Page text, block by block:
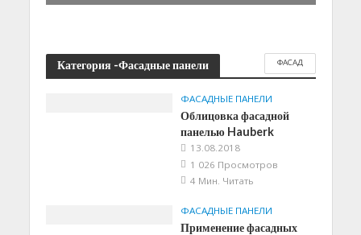
Категория -Фасадные панели ФАСАД
ФАСАДНЫЕ ПАНЕЛИ
Облицовка фасадной
панелью Hauberk
13.08.2018
1 026 Просмотров
4 Мин. Читать
ФАСАДНЫЕ ПАНЕЛИ
Применение фасадных